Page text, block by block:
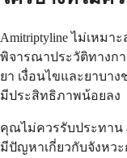
Amitriptyline ไม่เหม
พิจารณาประวัติทางก
ยา เงื่อนไขและยาบา
มีประสิทธิภาพน้อยลง
คุณไม่ควรรับประทาน
มีปัญหาเกี่ยวกับจังหวะ